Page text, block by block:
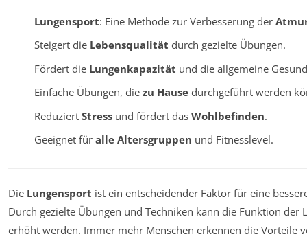
Lungensport: Eine Methode zur Verbesserung der
Steigert die Lebensqualität durch gezielte Übungen.
Fördert die Lungenkapazität und die allgemeine
Einfache Übungen, die zu Hausedurchgeführt werden
Reduziert Stressund fördert das Wohlbefinden.
Geeignet für alle Altersgruppen und Fitnesslevel.
Die Lungensport ist ein entscheidender Faktor für eine
Durch gezielte Übungen und Techniken kann die Funktion der
erhöht werden. Immer mehr Menschen erkennen die Vorteile